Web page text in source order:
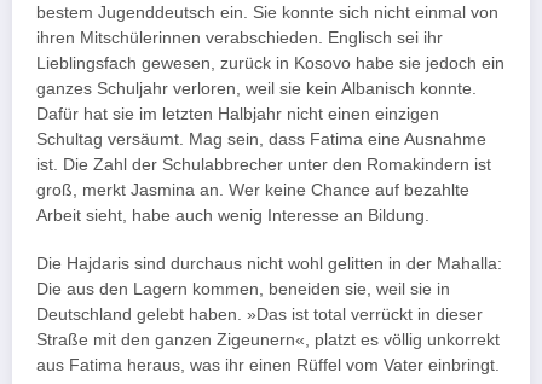
bestem Jugenddeutsch ein. Sie konnte sich nicht einmal von
ihren Mitschülerinnen verabschieden. Englisch sei ihr
Lieblingsfach gewesen, zurück in Kosovo habe sie jedoch ein
ganzes Schuljahr verloren, weil sie kein Albanisch konnte.
Dafür hat sie im letzten Halbjahr nicht einen einzigen
Schultag versäumt. Mag sein, dass Fatima eine Ausnahme
ist. Die Zahl der Schulabbrecher unter den Romakindern ist
groß, merkt Jasmina an. Wer keine Chance auf bezahlte
Arbeit sieht, habe auch wenig Interesse an Bildung.
Die Hajdaris sind durchaus nicht wohl gelitten in der Mahalla:
Die aus den Lagern kommen, beneiden sie, weil sie in
Deutschland gelebt haben. »Das ist total verrückt in dieser
Straße mit den ganzen Zigeunern«, platzt es völlig unkorrekt
aus Fatima heraus, was ihr einen Rüffel vom Vater einbringt.